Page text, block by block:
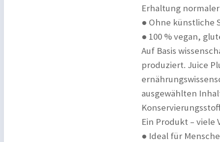
Erhaltung
● Ohne künstliche
● 100 % vegan,
Auf Basis
produziert. Juice
ausgewählten
Ein Produkt – viele
● Ideal für